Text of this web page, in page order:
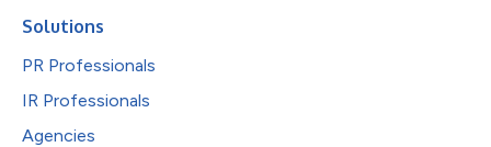
Solutions
PR Professionals
IR Professionals
Agencies